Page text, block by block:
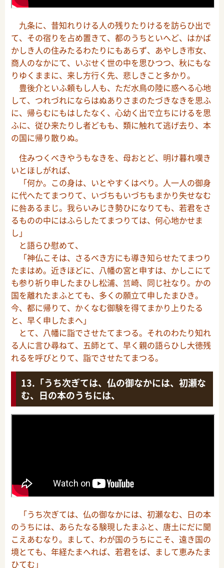
九条に、昔知れりける人の残りたりけるを訪らひ出で
て、その宿りを占め置きて、都のうちといへど、はかば
かしき人の住みたるわたりにもあらず、あやしき市女、
商人のなかにて、いぶせく世の中を思ひつつ、秋にもな
りゆくままに、来し方行く先、悲しきこと多かり。
豊後介といふ頼もし人も、ただ水鳥の陸に惑へる心地
して、つれづれにならはぬありさまのたづきなきを思ふ
に、帰らむにもはしたなく、心幼く出で立ちにけるを思
ふに、従ひ来たりし者どもも、類に触れて逃げ去り、本
の国に帰り散りぬ。
住みつくべきやうもなきを、母おとど、明け暮れ嘆き
いとほしがれば、
「何か。この身は、いとやすくはべり。人一人の御身
に代へたてまつりて、いづちもいづちもまかり失せなむ
に咎あるまじ。我らいみじき勢ひになりても、若君をさ
るものの中にはふらしたてまつりては、何心地かせま
し」
と語らひ慰めて、
「神仏こそは、さるべき方にも導き知らせたてまつり
たまはめ。近きほどに、八幡の宮と申すは、かしこにて
も参り祈り申したまひし松浦、筥崎、同じ社なり。かの
国を離れたまふとても、多くの願立て申したまひき。
今、都に帰りて、かくなむ御験を得てまかり上りたる
と、早く申したまへ」
とて、八幡に詣でさせたてまつる。それのわたり知れ
る人に言ひ尋ねて、五師とて、早く親の語らひし大徳残
れるを呼びとりて、詣でさせたてまつる。
「うち次ぎては、仏の御なかには、初瀬な
む、日の本のうちには、
「うち次ぎては、仏の御なかには、初瀬なむ、日の本
のうちには、あらたなる験現したまふと、唐土にだに聞
こえあむなり。まして、わが国のうちにこそ、遠き国の
境とても、年経たまへれば、若君をば、まして恵みたま
ひてむ」